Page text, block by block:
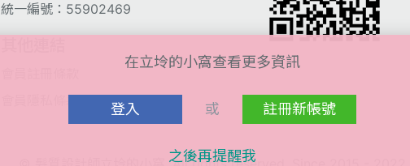
統一編號：55902469
在立坽的小窩查看更多資訊
登入 或 註冊新帳號
之後再提醒我